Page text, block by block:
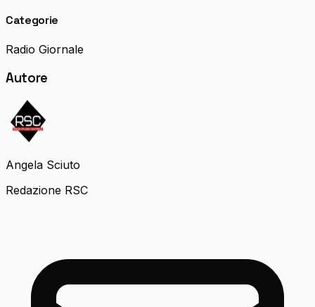
Categorie
Radio Giornale
Autore
Angela Sciuto
Redazione RSC